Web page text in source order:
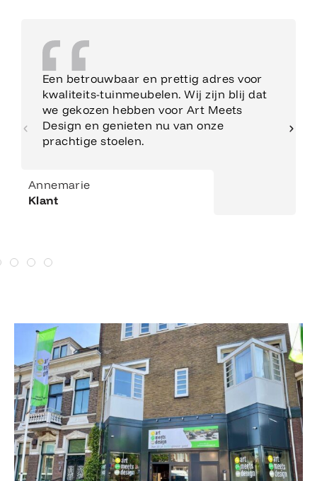
Een betrouwbaar en prettig adres voor
kwaliteits-tuinmeubelen. Wij zijn blij dat
we gekozen hebben voor Art Meets
Design en genieten nu van onze
prachtige stoelen.
Annemarie
Klant